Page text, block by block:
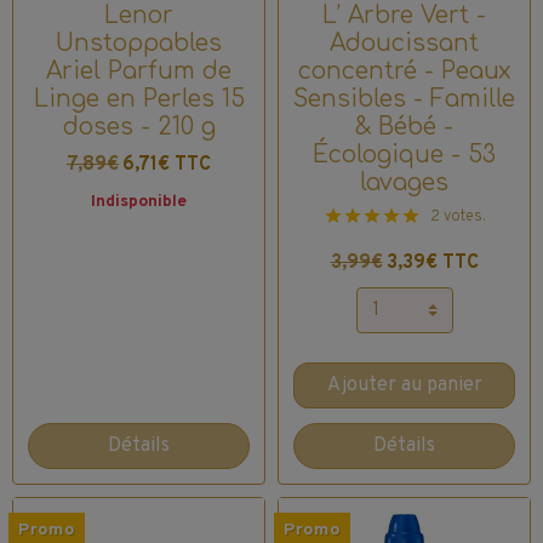
Lenor
Unstoppables
Ariel Parfum de
Linge en Perles 15
doses - 210 g
7,89€ 6,71€ TTC
Indisponible
Détails
L’ Arbre Vert -
Adoucissant
concentré - Peaux
Sensibles - Famille
& Bébé -
Écologique - 53
lavages
2 votes.
3,99€ 3,39€ TTC
Ajouter au panier
Détails
Promo Promo